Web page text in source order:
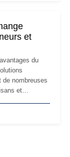
et
du
de nombreuses
et
règles